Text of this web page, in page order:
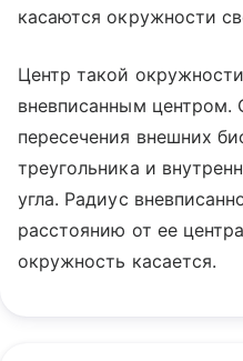
касаются окружности
Центр такой
вневписанным центром.
пересечения внешних
треугольника и
угла. Радиус
расстоянию от ее
окружность касается.